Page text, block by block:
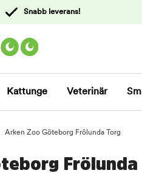
Snabb leverans!
Kattunge Veterinär
Arken Zoo Göteborg Frölunda Torg
Frölunda